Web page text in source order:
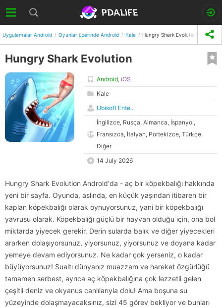
Uygulamalar Android Oyunlar üzerinde Android Kale Hungry Shark Evolution
Hungry Shark Evolution
Android, iOS
Kale
Ubisoft Ente...
İngilizce, Rusça, Almanca, İspanyol,
Fransızca, İtalyan, Portekizce, Türkçe,
Diğer
14 July 2026
Hungry Shark Evolution Android'da - aç bir köpekbalığı hakkında
yeni bir sayfa. Oyunda, aslında, en küçük yaşından itibaren bir
kaplan köpekbalığı olarak oynuyorsunuz, yani bir köpekbalığı
yavrusu olarak. Köpekbalığı güçlü bir hayvan olduğu için, ona bol
miktarda yiyecek gerekir. Derin sularda balık ve diğer yiyecekleri
ararken dolaşıyorsunuz, yiyorsunuz, yiyorsunuz ve doyana kadar
yemeye devam ediyorsunuz. Ne kadar çok yerseniz, o kadar
büyüyorsunuz! Sualtı dünyanız muazzam ve hareket özgürlüğü
tamamen serbest, ayrıca aç köpekbalığına çok lezzetli gelen
çeşitli deniz ve okyanus canlılarıyla dolu! Ama boşuna su
yüzeyinde dolaşmayacaksınız, sizi 45 görev bekliyor ve bunları